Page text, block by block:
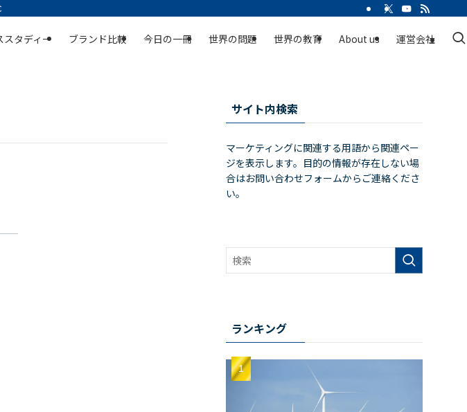
| 空庭
スタディー ブランド比較 今日の一冊 世界の問題 世界の教育 About us 運営会社
サイト内検索
マーケティングに関連する用語から関連ペー
ジを表示します。目的の情報が存在しない場
合はお問い合わせフォームからご連絡くださ
い。
ランキング